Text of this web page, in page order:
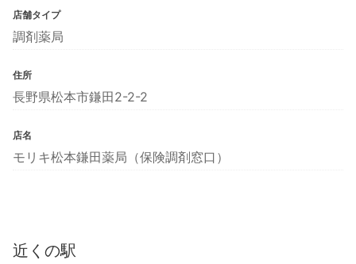
店舗タイプ
調剤薬局
住所
長野県松本市鎌田2-2-2
店名
モリキ松本鎌田薬局（保険調剤窓口）
近くの駅